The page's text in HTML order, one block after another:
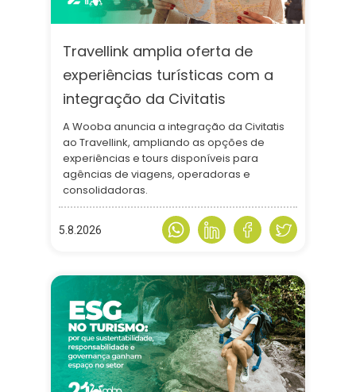
Travellink amplia oferta de
experiências turísticas com a
integração da Civitatis
A Wooba anuncia a integração da Civitatis
ao Travellink, ampliando as opções de
experiências e tours disponíveis para
agências de viagens, operadoras e
consolidadoras.
5.8.2026